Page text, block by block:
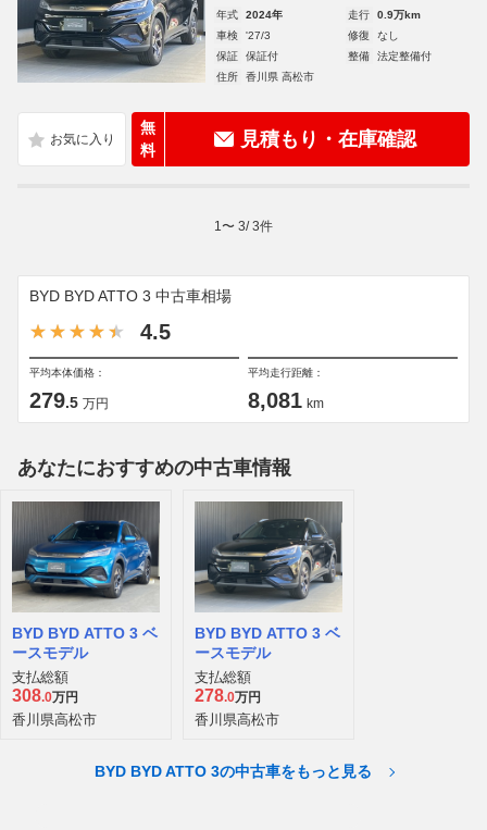
年式 2024年 走行
0.9万km
車検
'27/3 修復
なし
保証
保証付 整備
法定整備付
住所
香川県 高松市
無
料
見積もり・在庫確認
1 〜 3/3件
BYD BYD ATTO 3 中古車相場
4.5
平均本体価格：
279.5 万円
平均走行距離：
8,081 km
あなたにおすすめの中古車情報
BYD BYD ATTO 3 ベ
ースモデル
支払総額
308.0万円
香川県高松市
BYD BYD ATTO 3 ベ
ースモデル
支払総額
278.0万円
香川県高松市
BYD BYD ATTO 3の中古車をもっと見る